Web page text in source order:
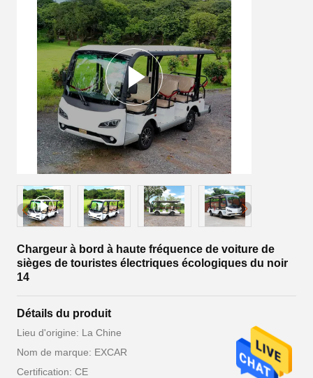
Chargeur à bord à haute fréquence de voiture de
sièges de touristes électriques écologiques du noir
14
Détails du produit
Lieu d'origine: La Chine
Nom de marque: EXCAR
Certification: CE